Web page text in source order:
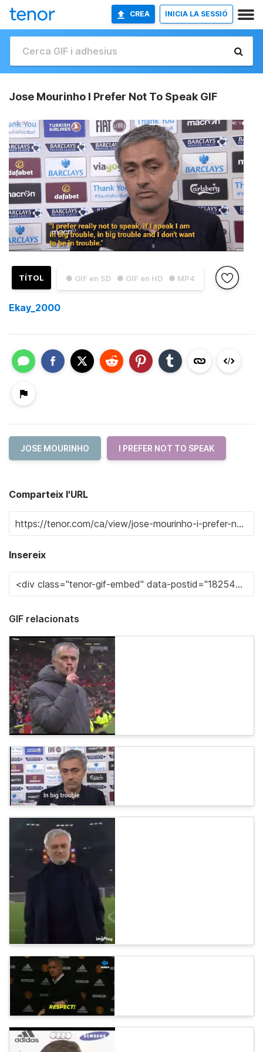
CREA INICIA LA SESSIÓ
Jose Mourinho I Prefer Not To Speak GIF
● GIF en SD ● GIF en HD ● MP4
TÍTOL
Ekay_2000
JOSE MOURINHO I PREFER NOT TO SPEAK
Comparteix l'URL
Insereix
GIF relacionats